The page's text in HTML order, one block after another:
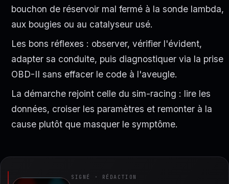
bouchon de réservoir mal fermé à la sonde lambda,
aux bougies ou au catalyseur usé.
Les bons réflexes : observer, vérifier l'évident,
adapter sa conduite, puis diagnostiquer via la prise
OBD-II sans effacer le code à l'aveugle.
La démarche rejoint celle du sim-racing : lire les
données, croiser les paramètres et remonter à la
cause plutôt que masquer le symptôme.
SIGNÉ · RÉDACTION